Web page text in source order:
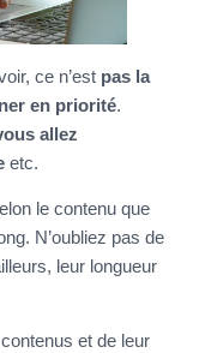
ce n’est pas la
en priorité.
allez
etc.
le contenu que
N’oubliez pas de
leur longueur
et de leur